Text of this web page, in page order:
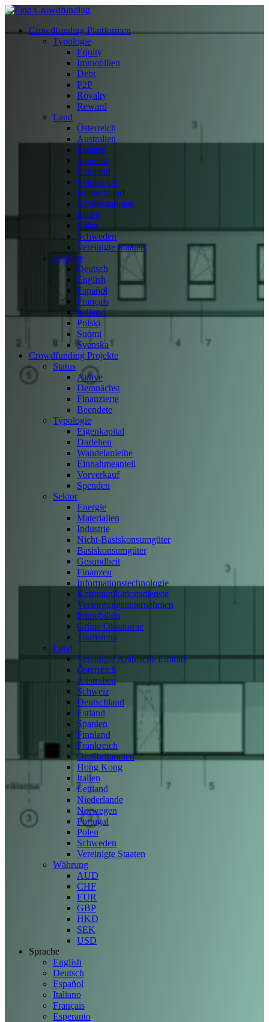
Crowdfunding Plattformen
Typologie
Equity
Immobilien
Debt
P2P
Royalty
Reward
Land
Österreich
Australien
Estland
Spanien
Finnland
Frankreich
Deutschland
Großbritannien
Italien
Polen
Schweden
Vereinigte Staaten
Sprache
Deutsch
English
Español
Français
Italiano
Polski
Suomi
Svenska
Crowdfunding Projekte
Status
Aktive
Demnächst
Finanzierte
Beendete
Typologie
Eigenkapital
Darlehen
Wandelanleihe
Einnahmeanteil
Vorverkauf
Spenden
Sektor
Energie
Materialien
Industrie
Nicht-Basiskonsumgüter
Basiskonsumgüter
Gesundheit
Finanzen
Informationstechnologie
Kommunikationsdienste
Versorgungsunternehmen
Immobilien
Grüne Ökonomie
Tourismus
Land
Vereinigte Arabische Emirate
Österreich
Australien
Schweiz
Deutschland
Estland
Spanien
Finnland
Frankreich
Großbritannien
Hong Kong
Italien
Lettland
Niederlande
Norwegen
Portugal
Polen
Schweden
Vereinigte Staaten
Währung
AUD
CHF
EUR
GBP
HKD
SEK
USD
Sprache
English
Deutsch
Español
Italiano
Français
Esperanto